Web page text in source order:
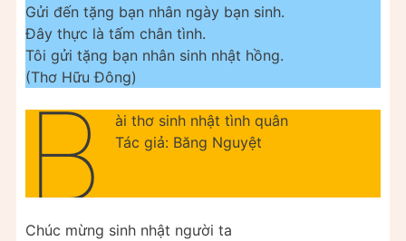
Gửi đến tặng bạn nhân ngày bạn sinh.
Đây thực là tấm chân tình.
Tôi gửi tặng bạn nhân sinh nhật hồng.
(Thơ Hữu Đông)
B
ài thơ sinh nhật tình quân
Tác giả: Băng Nguyệt
Chúc mừng sinh nhật người ta